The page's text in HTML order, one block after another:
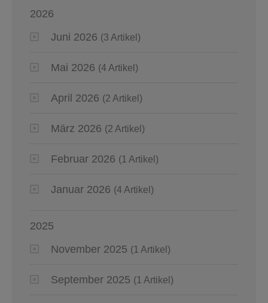
2026
Juni 2026 (3 Artikel)
Mai 2026 (4 Artikel)
April 2026 (2 Artikel)
März 2026 (2 Artikel)
Februar 2026 (1 Artikel)
Januar 2026 (4 Artikel)
2025
November 2025 (1 Artikel)
September 2025 (1 Artikel)